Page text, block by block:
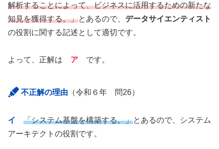
解析することによって、ビジネスに活用するための新たな
知見を獲得する。」とあるので、 データサイエンティスト
の役割に関する記述として適切です。
よって、正解は ア です。
不正解の理由 （令和６年 問26）
イ 「システム基盤を構築する。」とあるので、システム
アーキテクトの役割です。